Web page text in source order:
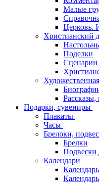
Малые
Церковь.
Христианский
Поделки
Сценарии
Подарки, сувениры
Плакаты
Часы
Брелоки,
Брелки
Подвески
Календари